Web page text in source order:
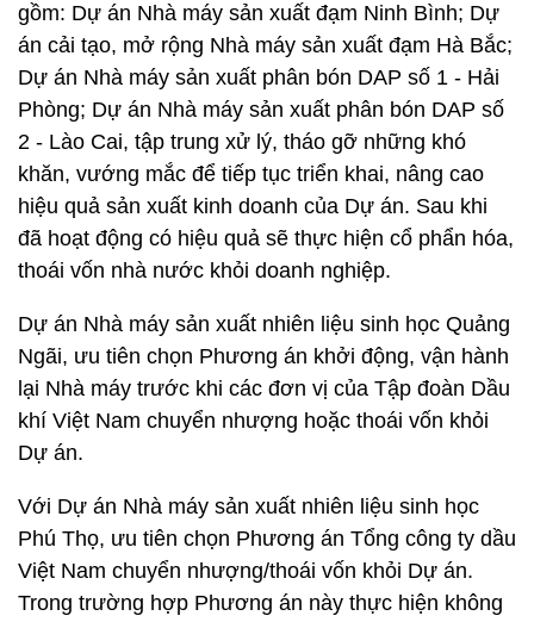
gồm: Dự án Nhà máy sản xuất đạm Ninh Bình; Dự
án cải tạo, mở rộng Nhà máy sản xuất đạm Hà Bắc;
Dự án Nhà máy sản xuất phân bón DAP số 1 - Hải
Phòng; Dự án Nhà máy sản xuất phân bón DAP số
2 - Lào Cai, tập trung xử lý, tháo gỡ những khó
khăn, vướng mắc để tiếp tục triển khai, nâng cao
hiệu quả sản xuất kinh doanh của Dự án. Sau khi
đã hoạt động có hiệu quả sẽ thực hiện cổ phẩn hóa,
thoái vốn nhà nước khỏi doanh nghiệp.
Dự án Nhà máy sản xuất nhiên liệu sinh học Quảng
Ngãi, ưu tiên chọn Phương án khởi động, vận hành
lại Nhà máy trước khi các đơn vị của Tập đoàn Dầu
khí Việt Nam chuyển nhượng hoặc thoái vốn khỏi
Dự án.
Với Dự án Nhà máy sản xuất nhiên liệu sinh học
Phú Thọ, ưu tiên chọn Phương án Tổng công ty dầu
Việt Nam chuyển nhượng/thoái vốn khỏi Dự án.
Trong trường hợp Phương án này thực hiện không